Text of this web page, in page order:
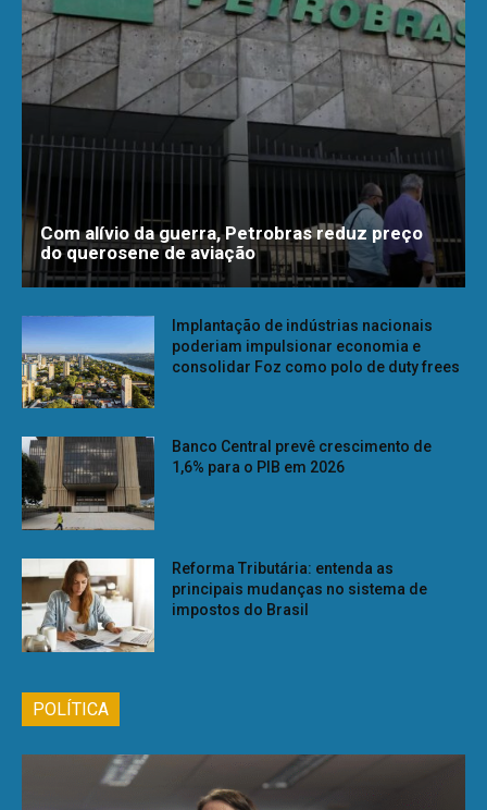
Com alívio da guerra, Petrobras reduz preço
do querosene de aviação
Implantação de indústrias nacionais
poderiam impulsionar economia e
consolidar Foz como polo de duty frees
Banco Central prevê crescimento de
1,6% para o PIB em 2026
Reforma Tributária: entenda as
principais mudanças no sistema de
impostos do Brasil
POLÍTICA